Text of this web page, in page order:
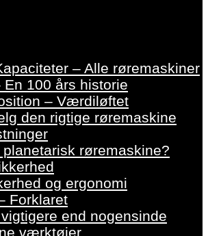
– Alle røremaskiner
En 100 års historie
– Værdiløftet
den rigtige røremaskine
røremaskine?
og ergonomi
Forklaret
end nogensinde
værktøjer